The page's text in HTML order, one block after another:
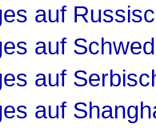
auf
auf
auf
auf